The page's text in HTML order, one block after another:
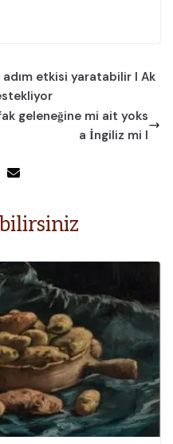
etkisi yaratabilir I Ak
geleneğine mi ait yoks
a İngiliz mi I